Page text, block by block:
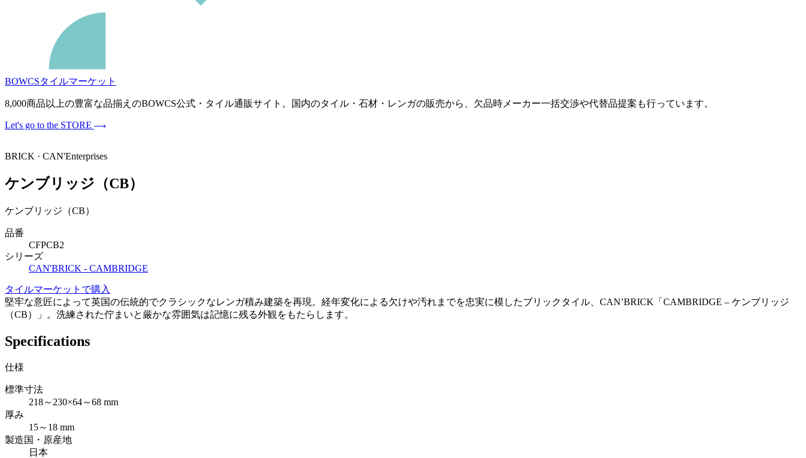
BOWCSタイルマーケット
8,000商品以上の豊富な品揃えのBOWCS公式・タイル通販サイト。国内のタイル・石材・レンガの販売から、欠品時メーカー一括交渉や代替品提案も行っています。
Let's go to the STORE
BRICK · CAN'Enterprises
ケンブリッジ（CB）
ケンブリッジ（CB）
品番
CFPCB2
シリーズ
CAN'BRICK - CAMBRIDGE
タイルマーケットで購入
堅牢な意匠によって英国の伝統的でクラシックなレンガ積み建築を再現。経年変化による欠けや汚れまでを忠実に模したブリックタイル、CAN’BRICK「CAMBRIDGE – ケンブリッジ
（CB）」。洗練された佇まいと厳かな雰囲気は記憶に残る外観をもたらします。
Specifications
仕様
標準寸法
218～230×64～68 mm
厚み
15～18 mm
製造国・原産地
日本